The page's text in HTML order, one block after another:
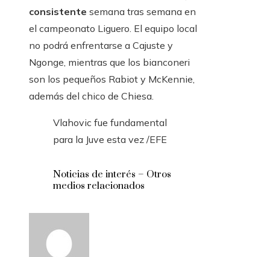
consistente semana tras semana en
el campeonato Liguero. El equipo local
no podrá enfrentarse a Cajuste y
Ngonge, mientras que los bianconeri
son los pequeños Rabiot y McKennie,
además del chico de Chiesa.
Vlahovic fue fundamental
para la Juve esta vez /EFE
Noticias de interés – Otros
medios relacionados